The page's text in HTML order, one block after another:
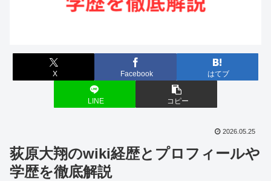
X Facebook はてブ
LINE コピー
2026.05.25
荻原大翔のwiki経歴とプロフィールや
学歴を徹底解説